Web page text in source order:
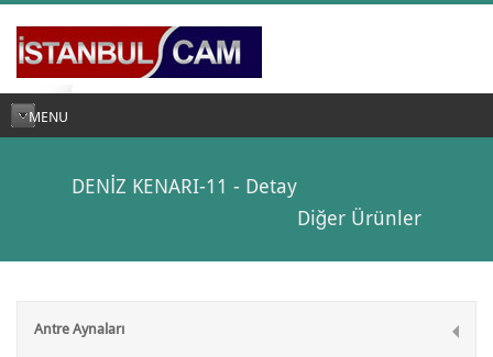
MENU
DENİZ KENARI-11 - Detay
Diğer Ürünler
Antre Aynaları